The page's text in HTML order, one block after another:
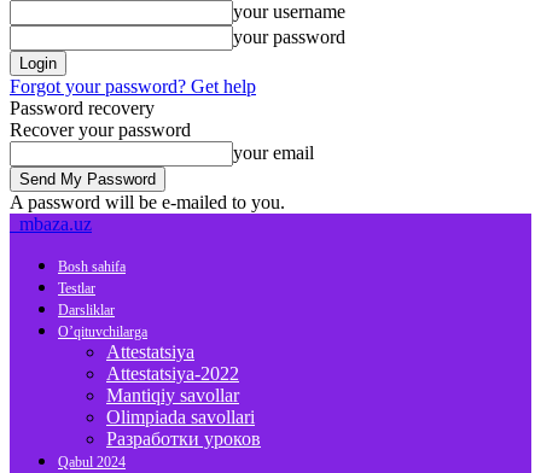
your username
your password
Forgot your password? Get help
Password recovery
Recover your password
your email
A password will be e-mailed to you.
mbaza.uz
Bosh sahifa
Testlar
Darsliklar
O’qituvchilarga
Attestatsiya
Attestatsiya-2022
Mantiqiy savollar
Olimpiada savollari
Разработки уроков
Qabul 2024